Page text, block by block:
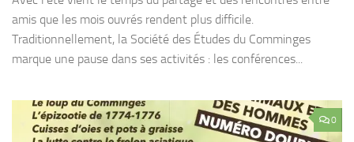
amis que les mois ouvrés rendent plus difficile.
Traditionnellement, la Société des Études du Comminges
marque une pause dans ses activités : les conférences...
0